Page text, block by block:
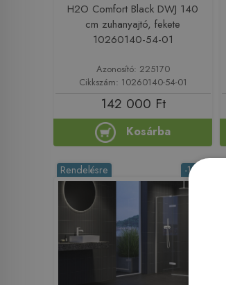
H2O Comfort Black DWJ 140
cm zuhanyajtó, fekete
10260140-54-01
Azonosító: 225170
Cikkszám: 10260140-54-01
142 000 Ft
Kosárba
-10%
Rendelésre